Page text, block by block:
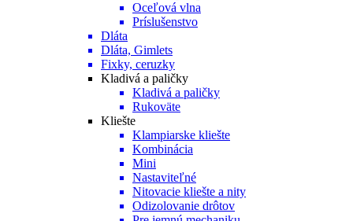
Oceľová vlna
Príslušenstvo
Dláta
Dláta, Gimlets
Fixky, ceruzky
Kladivá a paličky
Kladivá a paličky
Rukoväte
Kliešte
Klampiarske kliešte
Kombinácia
Mini
Nastaviteľné
Nitovacie kliešte a nity
Odizolovanie drôtov